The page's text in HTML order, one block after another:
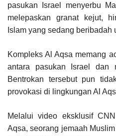
pasukan Israel menyerbu
melepaskan granat kejut,
Islam yang sedang beribadah
Kompleks Al Aqsa memang
antara pasukan Israel dan
Bentrokan tersebut pun
provokasi di lingkungan Al
Melalui video eksklusif
Aqsa, seorang jemaah